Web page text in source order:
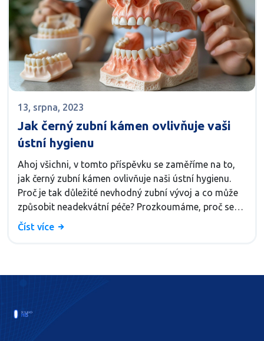
13, srpna, 2023
Jak černý zubní kámen ovlivňuje vaši
ústní hygienu
Ahoj všichni, v tomto příspěvku se zaměříme na to,
jak černý zubní kámen ovlivňuje naši ústní hygienu.
Proč je tak důležité nevhodný zubní vývoj a co může
způsobit neadekvátní péče? Prozkoumáme, proč se
zubní kámen tvoří, jak ho můžeme předcházet a jaké
Číst více